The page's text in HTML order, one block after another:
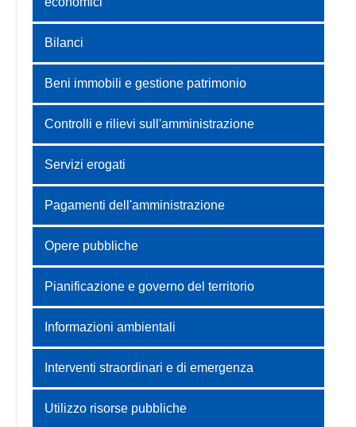
Bilanci
Beni immobili e gestione patrimonio
Controlli e rilievi sull'amministrazione
Servizi erogati
Pagamenti dell'amministrazione
Opere pubbliche
Pianificazione e governo del territorio
Informazioni ambientali
Interventi straordinari e di emergenza
Utilizzo risorse pubbliche